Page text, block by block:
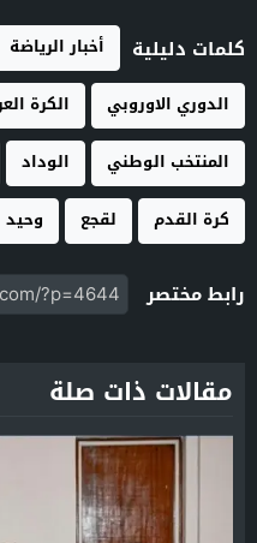
كلمات دليلية أخبار الرياضة
الدوري الاوروبي
الكرة
المنتخب الوطني
الوداد
كرة القدم
لقجع وحيد
رابط مختصر
مقالات ذات صلة